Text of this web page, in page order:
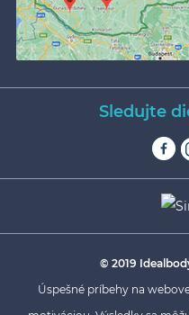
Sledujte
© 2019
Úspešné príbehy na